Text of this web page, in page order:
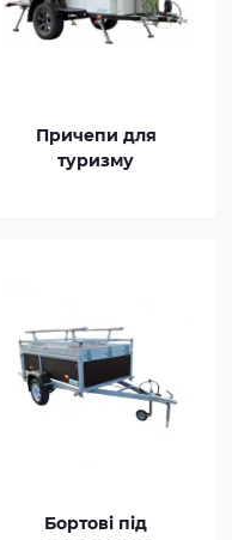
Причепи для
туризму
Бортові під